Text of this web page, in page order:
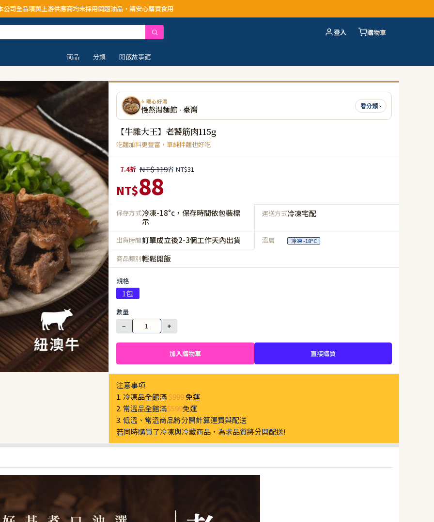
游供應商均未採用問題油品，請安心購買食用
登入 購物車
商品 分類 開飯故事館
⭐ 暖心好湯
慢熬湯麵館 · 臺灣 看分類 ›
【牛雜大王】老饕筋肉115g
吃麵加料更豐富，單純拌麵也好吃
7.4折 NT$ 119省 NT$31
NT$88
保存方式冷凍-18°c，保存時間依包裝標
示
運送方式冷凍宅配
出貨時間訂單成立後2-3個工作天內出貨 溫層 冷凍 -18°C
商品類別輕鬆開飯
規格
1包
數量
−
+
加入購物車 直接購買
注意事項
1. 冷凍品全館滿 $999免運
2. 常溫品全館滿$599免運
3.低溫、常溫商品將分開計算運費與配送
若同時購買了冷凍與冷藏商品，為求品質將分開配送!